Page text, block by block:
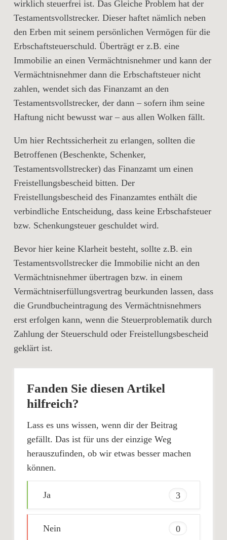
wirklich steuerfrei ist. Das Gleiche Problem hat der
Testamentsvollstrecker. Dieser haftet nämlich neben
den Erben mit seinem persönlichen Vermögen für die
Erbschaftsteuerschuld. Überträgt er z.B. eine
Immobilie an einen Vermächtnisnehmer und kann der
Vermächtnisnehmer dann die Erbschaftsteuer nicht
zahlen, wendet sich das Finanzamt an den
Testamentsvollstrecker, der dann – sofern ihm seine
Haftung nicht bewusst war – aus allen Wolken fällt.
Um hier Rechtssicherheit zu erlangen, sollten die
Betroffenen (Beschenkte, Schenker,
Testamentsvollstrecker) das Finanzamt um einen
Freistellungsbescheid bitten. Der
Freistellungsbescheid des Finanzamtes enthält die
verbindliche Entscheidung, dass keine Erbschafsteuer
bzw. Schenkungsteuer geschuldet wird.
Bevor hier keine Klarheit besteht, sollte z.B. ein
Testamentsvollstrecker die Immobilie nicht an den
Vermächtnisnehmer übertragen bzw. in einem
Vermächtniserfüllungsvertrag beurkunden lassen, dass
die Grundbucheintragung des Vermächtnisnehmers
erst erfolgen kann, wenn die Steuerproblematik durch
Zahlung der Steuerschuld oder Freistellungsbescheid
geklärt ist.
Fanden Sie diesen Artikel
hilfreich?
Lass es uns wissen, wenn dir der Beitrag
gefällt. Das ist für uns der einzige Weg
herauszufinden, ob wir etwas besser machen
können.
Ja 3
Nein 0